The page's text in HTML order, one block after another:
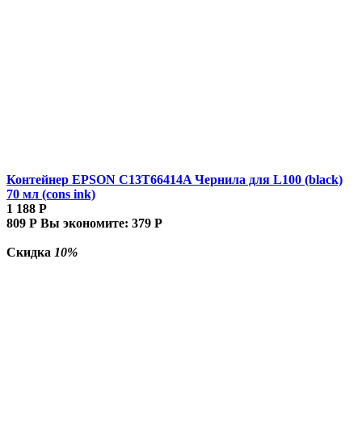
Контейнер EPSON C13T66414A Чернила для L100 (black)
70 мл (cons ink)
1 188 Р
809 Р Вы экономите: 379 Р
Скидка 10%